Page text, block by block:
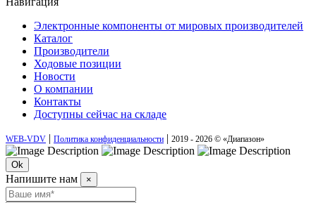
Электронные компоненты от мировых производителей
Каталог
Производители
Ходовые позиции
Новости
О компании
Контакты
Доступны сейчас на складе
WEB-VDV | Политика конфиденциальности | 2019 - 2026 © «Диапазон»
Ok
Напишите нам ×